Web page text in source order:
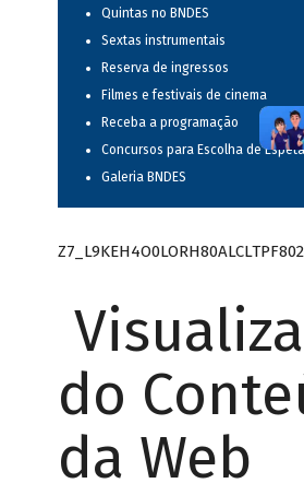
Quintas no BNDES
Sextas instrumentais
Reserva de ingressos
Filmes e festivais de cinema
Receba a programação
Concursos para Escolha de
Galeria BNDES
do
da Web